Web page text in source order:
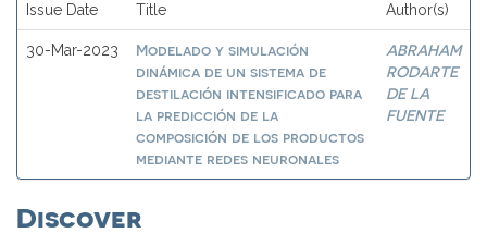
Issue Date Title Author(s)
30-Mar-2023
Modelado y simulación
dinámica de un sistema de
destilación intensificado para
la predicción de la
composición de los productos
mediante redes neuronales
ABRAHAM
RODARTE
DE LA
FUENTE
Discover